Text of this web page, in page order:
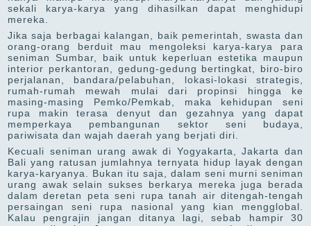
sekali karya-karya yang dihasilkan dapat menghidupi
mereka.
Jika saja berbagai kalangan, baik pemerintah, swasta dan
orang-orang berduit mau mengoleksi karya-karya para
seniman Sumbar, baik untuk keperluan estetika maupun
interior perkantoran, gedung-gedung bertingkat, biro-biro
perjalanan, bandara/pelabuhan, lokasi-lokasi strategis,
rumah-rumah mewah mulai dari propinsi hingga ke
masing-masing Pemko/Pemkab, maka kehidupan seni
rupa makin terasa denyut dan gezahnya yang dapat
memperkaya pembangunan sektor seni budaya,
pariwisata dan wajah daerah yang berjati diri.
Kecuali seniman urang awak di Yogyakarta, Jakarta dan
Bali yang ratusan jumlahnya ternyata hidup layak dengan
karya-karyanya. Bukan itu saja, dalam seni murni seniman
urang awak selain sukses berkarya mereka juga berada
dalam deretan peta seni rupa tanah air ditengah-tengah
persaingan seni rupa nasional yang kian mengglobal.
Kalau pengrajin jangan ditanya lagi, sebab hampir 30